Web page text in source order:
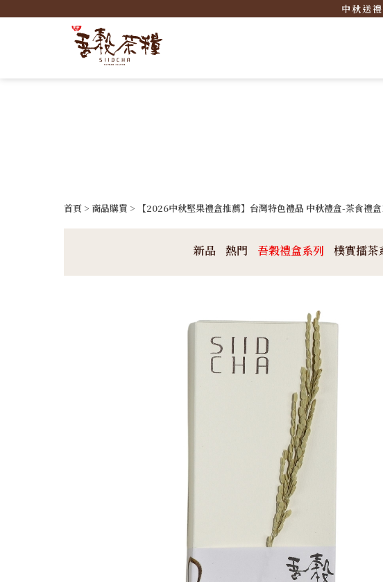
中秋送
首頁 > 商品購買 > 【2026中秋堅果禮盒推薦】台灣特色禮品 中秋禮盒-茶食禮
新品 熱門 吾穀禮盒系列 樸實擂茶